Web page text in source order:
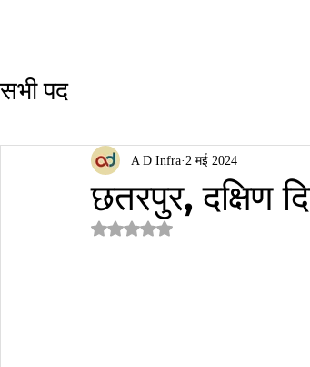
सभी पद
छतरपुर, दक्षिण
A D Infra 2 मई 2024
5 स्टार में से NaN रेटिंग दी गई।